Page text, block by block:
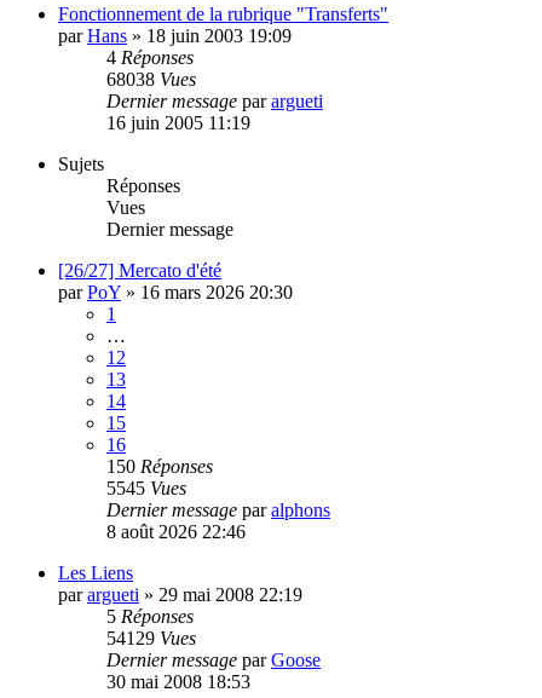
Fonctionnement de la rubrique "Transferts"
parHans » 18 juin 2003 19:09
4 Réponses
68038 Vues
Dernier message parargueti
16 juin 2005 11:19
Sujets
Réponses
Vues
Dernier message
[26/27] Mercato d'été
parPoY » 16 mars 2026 20:30
1
…
12
13
14
15
16
150 Réponses
5545 Vues
Dernier message paralphons
8 août 2026 22:46
Les Liens
parargueti » 29 mai 2008 22:19
5 Réponses
54129 Vues
Dernier message parGoose
30 mai 2008 18:53